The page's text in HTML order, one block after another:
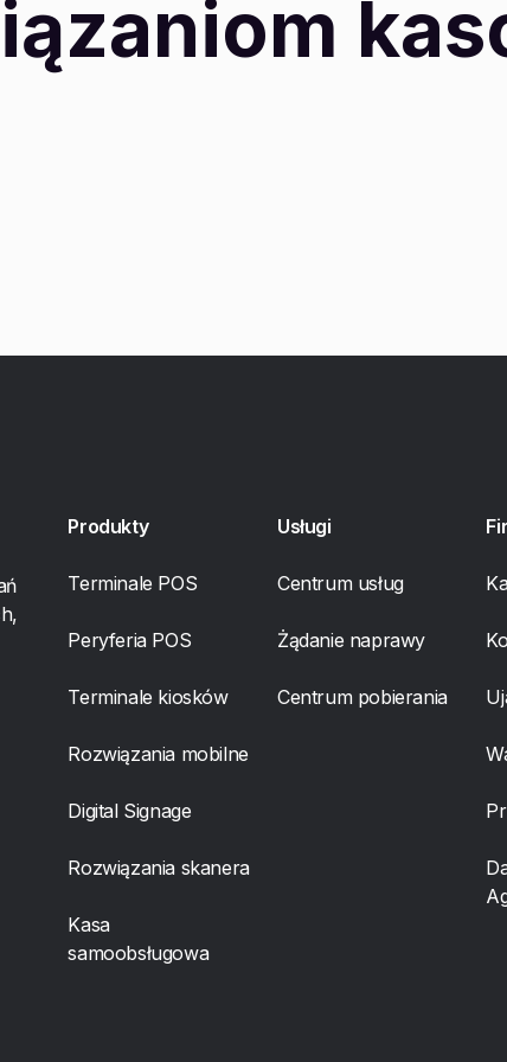
Produkty
Terminale POS
Peryferia POS
Terminale kiosków
Rozwiązania mobilne
Digital Signage
Rozwiązania skanera
Kasa
samoobsługowa
Usługi
Centrum usług
Żądanie naprawy
Centrum pobierania